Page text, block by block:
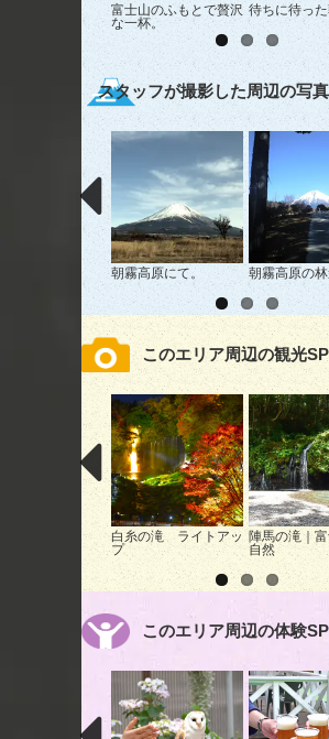
富士山のふもとで贅沢
な一杯。
待ちに待っ
スタッフが撮影した周辺の写
朝霧高原にて。 朝霧高原の
このエリア周辺の観光
白糸の滝 ライトアッ
プ
陣馬の滝｜
自然
このエリア周辺の体験